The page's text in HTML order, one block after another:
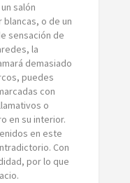
salón
o de un
sensación de
la
demasiado
puedes
con
o
en su interior.
en este
Con
por lo que